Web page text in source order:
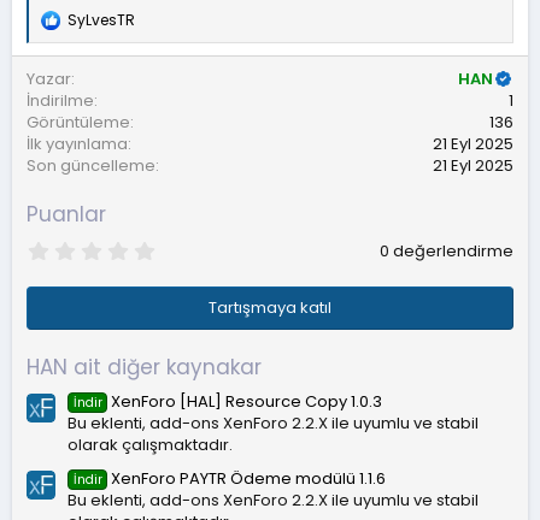
T
e
k
i
l
e
r
SyLvesTR
Yazar
HAN
İndirilme
1
Görüntüleme
136
İlk yayınlama
21 Eyl 2025
Son güncelleme
21 Eyl 2025
Puanlar
0
l
d
ı
z
0 değerlendirme
Tartışmaya katıl
HAN ait diğer kaynakar
İndir XenForo [HAL] Resource Copy 1.0.3
Bu eklenti, add-ons XenForo 2.2.X ile uyumlu ve stabil
olarak çalışmaktadır.
İndir XenForo PAYTR Ödeme modülü 1.1.6
Bu eklenti, add-ons XenForo 2.2.X ile uyumlu ve stabil